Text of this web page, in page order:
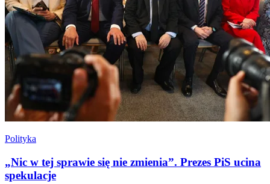
Polityka
„Nic w tej sprawie się nie zmienia”. Prezes PiS ucina
spekulacje